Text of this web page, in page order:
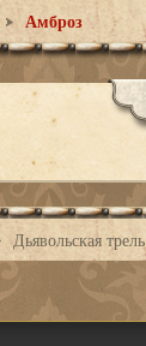
Амброз
Дьявольская трель